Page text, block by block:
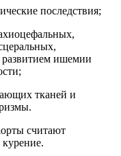
последствия;
ишемии
тканей и
считают